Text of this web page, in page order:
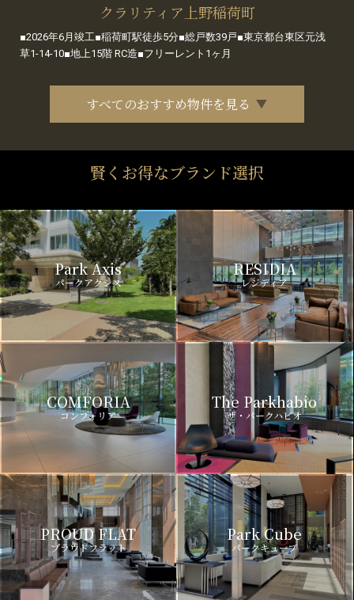
クラリティア上野稲荷町
■2026年6月竣工■稲荷町駅徒歩5分■総戸数39戸■東京都台東区元浅
草1-14-10■地上15階 RC造■フリーレント1ヶ月
すべてのおすすめ物件を見る
賢くお得なブランド選択
Park Axis
パークアクシス
RESIDIA
レジディア
COMFORIA
コンフォリア
The Parkhabio
ザ・パークハビオ
PROUD FLAT
プラウドフラット
Park Cube
パークキューブ